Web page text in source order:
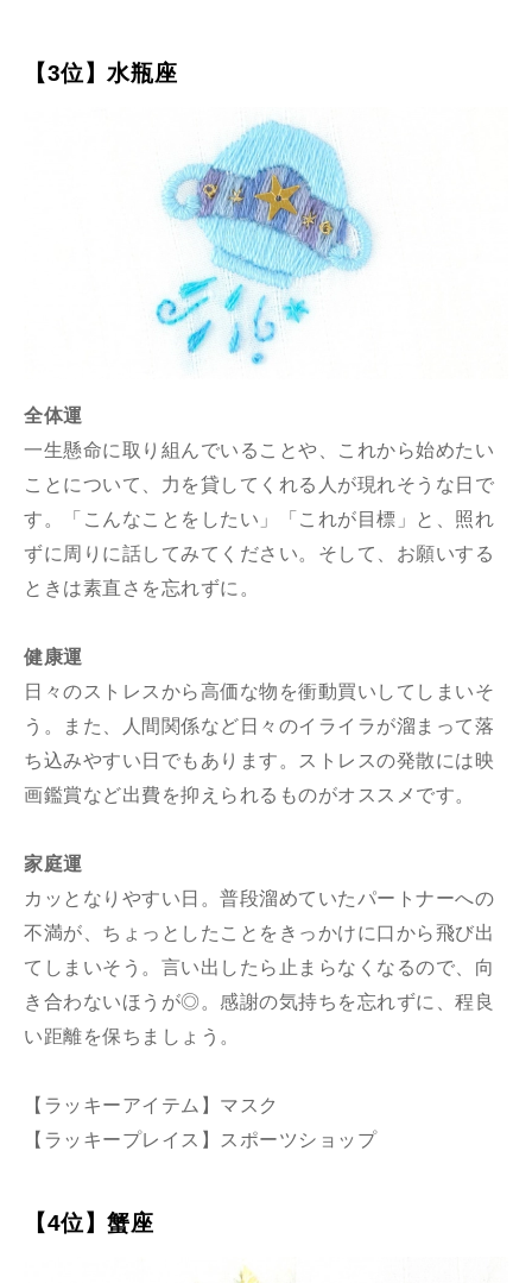
【3位】水瓶座
全体運
一生懸命に取り組んでいることや、これから始めたい
ことについて、力を貸してくれる人が現れそうな日で
す。「こんなことをしたい」「これが目標」と、照れ
ずに周りに話してみてください。そして、お願いする
ときは素直さを忘れずに。
健康運
日々のストレスから高価な物を衝動買いしてしまいそ
う。また、人間関係など日々のイライラが溜まって落
ち込みやすい日でもあります。ストレスの発散には映
画鑑賞など出費を抑えられるものがオススメです。
家庭運
カッとなりやすい日。普段溜めていたパートナーへの
不満が、ちょっとしたことをきっかけに口から飛び出
てしまいそう。言い出したら止まらなくなるので、向
き合わないほうが◎。感謝の気持ちを忘れずに、程良
い距離を保ちましょう。
【ラッキーアイテム】マスク
【ラッキープレイス】スポーツショップ
【4位】蟹座